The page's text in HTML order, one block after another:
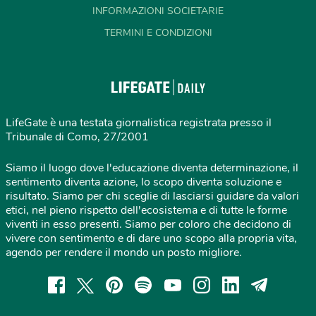
INFORMAZIONI SOCIETARIE
TERMINI E CONDIZIONI
LifeGate è una testata giornalistica registrata presso il
Tribunale di Como, 27/2001
Siamo il luogo dove l'educazione diventa determinazione, il
sentimento diventa azione, lo scopo diventa soluzione e
risultato. Siamo per chi sceglie di lasciarsi guidare da valori
etici, nel pieno rispetto dell'ecosistema e di tutte le forme
viventi in esso presenti. Siamo per coloro che decidono di
vivere con sentimento e di dare uno scopo alla propria vita,
agendo per rendere il mondo un posto migliore.